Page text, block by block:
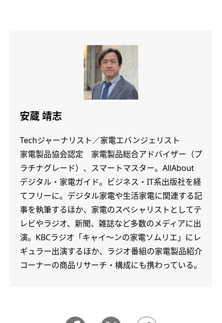
安蔵 靖志
Techジャーナリスト／家電エバンジェリスト
家電製品協会認定 家電製品総合アドバイザー（プ
ラチナグレード）、スマートマスター。AllAbout
デジタル・家電ガイド。ビジネス・IT系出版社を経
てフリーに。デジタル家電や生活家電に関連する記
事を執筆するほか、家電のスペシャリストとしてテ
レビやラジオ、新聞、雑誌など多数のメディアに出
演。KBCラジオ「キャイ～ンの家電ソムリエ」にレ
ギュラー出演するほか、ラジオ番組の家電製品紹介
コーナーの商品リサーチ・構成にも携わっている。